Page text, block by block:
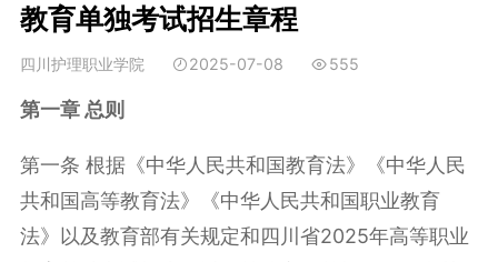
教育单独考试招生章程
四川护理职业学院 2025-07-08 555
第一章 总则
第一条 根据《中华人民共和国教育法》《中华人民
共和国高等教育法》《中华人民共和国职业教育
法》以及教育部有关规定和四川省2025年高等职业